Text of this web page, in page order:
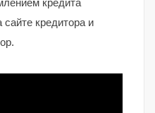
кредита
кредитора и